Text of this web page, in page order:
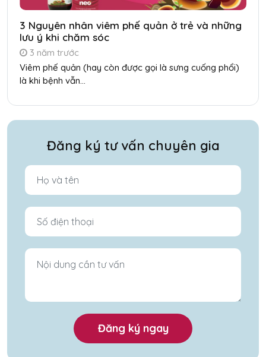
3 Nguyên nhân viêm phế quản ở trẻ và những
lưu ý khi chăm sóc
3 năm trước
Viêm phế quản (hay còn được gọi là sưng cuống phổi)
là khi bệnh vẫn...
Đăng ký tư vấn chuyên gia
Đăng ký ngay